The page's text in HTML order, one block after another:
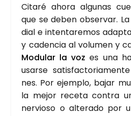
Cita­ré aho­ra algu­nas
que se deben obser­var.
dial e inten­ta­re­mos
y caden­cia al volu­men y
Modu­lar la voz es una
usar­se
nes. Por ejem­plo, bajar
la mejor rece­ta con­tra
ner­vio­so o alte­ra­do por